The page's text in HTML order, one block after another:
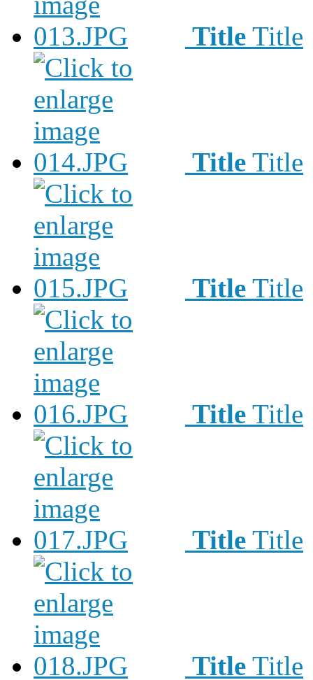
Title Title
Title Title
Title Title
Title Title
Title Title
Title Title